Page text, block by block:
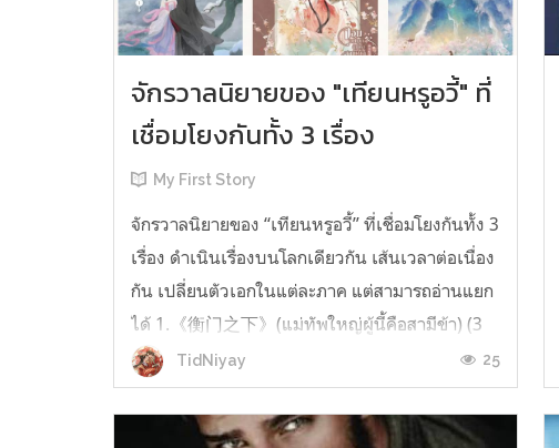
จักรวาลนิยายของ "เทียนหรูอวี้" ที่
เชื่อมโยงกันทั้ง 3 เรื่อง
My First Story
จักรวาลนิยายของ “เทียนหรูอวี้” ที่เชื่อมโยงกันทั้ง 3
เรื่อง ดำเนินเรื่องบนโลกเดียวกัน เส้นเวลาต่อเนื่อง
กัน เปลี่ยนตัวเอกในแต่ละภาค แต่สามารถอ่านแยก
ได้ 1.《衡门之下》(แม่ทัพใหญ่ผู้นี้คือสามีข้า) (3
เล่มจบ) เป็นเรื่องที่เกิดก่อน เล่าเรื่องของ ฝูถิง กับ
หลี่ชีฉือ ที่ต้องแต่งงานกันก่อนจะใช้ชีวิตห่างไกล
TidNiyay 25